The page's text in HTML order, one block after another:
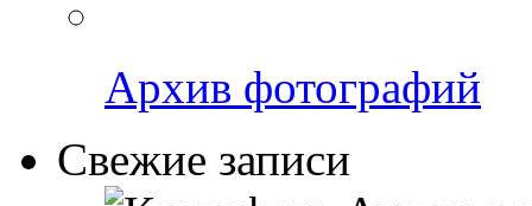
Архив фотографий
Свежие записи